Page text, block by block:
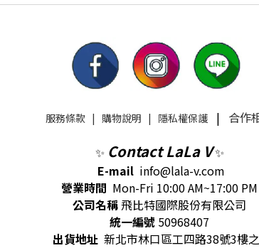
服務條款| 購物說明 | 隱私權保護| 合作
✨ Contact LaLa V✨
E-mail info@lala-v.com
營業時間 Mon-Fri 10:00 AM~17:00 PM
公司名稱飛比特國際股份有限公司
統一編號 50968407
出貨地址 新北市林口區工四路38號3樓